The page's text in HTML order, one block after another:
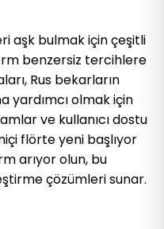
aşk bulmak için çeşitli
benzersiz tercihlere
Rus bekarların
yardımcı olmak için
ve kullanıcı dostu
flörte yeni başlıyor
arıyor olun, bu
çözümleri sunar.